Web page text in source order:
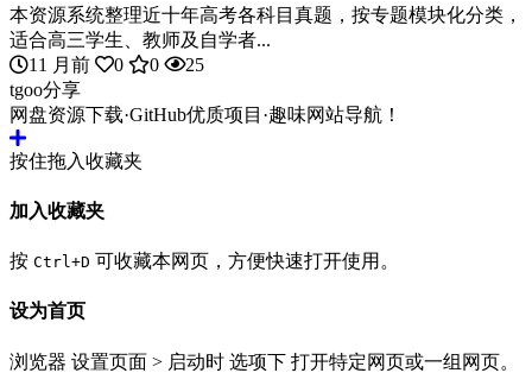
本资源系统整理近十年高考各科目真题，按专题模块化分类，
适合高三学生、教师及自学者...
11 月前
0 0
25
tgoo分享
网盘资源下载·GitHub优质项目·趣味网站导航！
按住拖入收藏夹
加入收藏夹
按 Ctrl+D 可收藏本网页，方便快速打开使用。
设为首页
浏览器 设置页面 > 启动时 选项下 打开特定网页或一组网页。